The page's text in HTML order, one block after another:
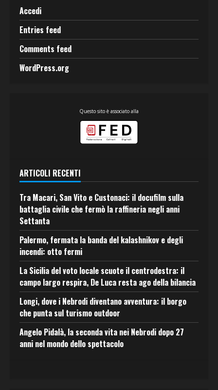
Accedi
Entries feed
Comments feed
WordPress.org
Questo sito è associato alla
ARTICOLI RECENTI
Tra Macari, San Vito e Custonaci: il docufilm sulla
battaglia civile che fermò la raffineria negli anni
Settanta
Palermo, fermata la banda del kalashnikov e degli
incendi: otto fermi
La Sicilia del voto locale scuote il centrodestra: il
campo largo respira, De Luca resta ago della bilancia
Longi, dove i Nebrodi diventano avventura: il borgo
che punta sul turismo outdoor
Angelo Pidalà, la seconda vita nei Nebrodi dopo 27
anni nel mondo dello spettacolo